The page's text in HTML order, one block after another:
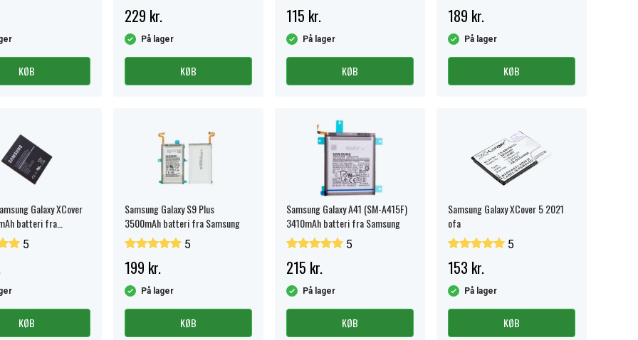
KØB
229 kr.
På lager
KØB
115 kr.
På lager
KØB
189 kr.
På lager
KØB
Galaxy XCover
batteri fra
5
KØB
Samsung Galaxy S9 Plus
3500mAh batteri fra Samsung
5
199 kr.
På lager
KØB
Samsung Galaxy A41 (SM-A415F)
3410mAh batteri fra Samsung
5
215 kr.
På lager
KØB
Samsung Galaxy XCover 5 2021
ofa
5
153 kr.
På lager
KØB